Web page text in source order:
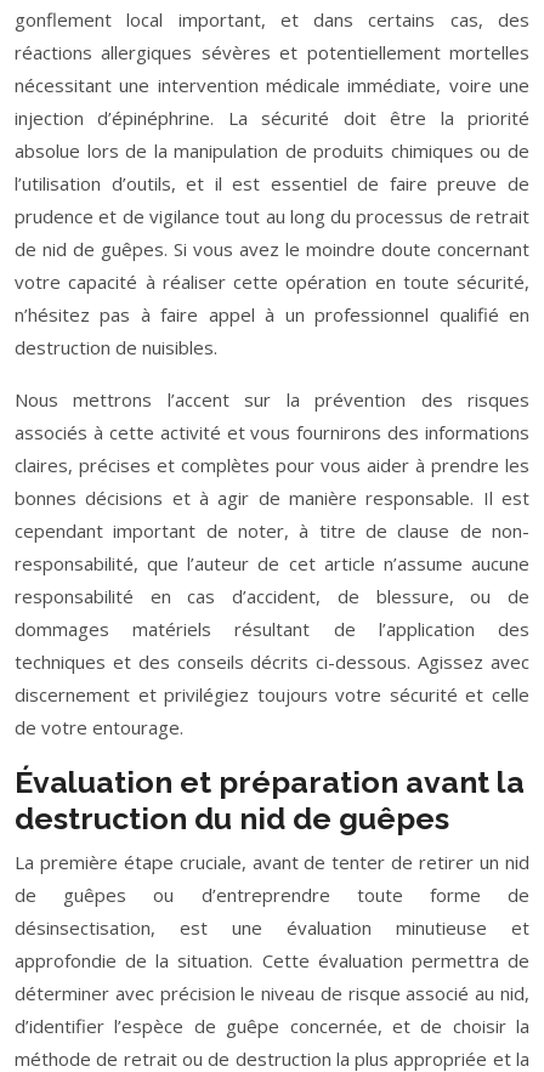
gonflement local important, et dans certains cas, des
réactions allergiques sévères et potentiellement mortelles
nécessitant une intervention médicale immédiate, voire une
injection d’épinéphrine. La sécurité doit être la priorité
absolue lors de la manipulation de produits chimiques ou de
l’utilisation d’outils, et il est essentiel de faire preuve de
prudence et de vigilance tout au long du processus de retrait
de nid de guêpes. Si vous avez le moindre doute concernant
votre capacité à réaliser cette opération en toute sécurité,
n’hésitez pas à faire appel à un professionnel qualifié en
destruction de nuisibles.
Nous mettrons l’accent sur la prévention des risques
associés à cette activité et vous fournirons des informations
claires, précises et complètes pour vous aider à prendre les
bonnes décisions et à agir de manière responsable. Il est
cependant important de noter, à titre de clause de non-
responsabilité, que l’auteur de cet article n’assume aucune
responsabilité en cas d’accident, de blessure, ou de
dommages matériels résultant de l’application des
techniques et des conseils décrits ci-dessous. Agissez avec
discernement et privilégiez toujours votre sécurité et celle
de votre entourage.
Évaluation et préparation avant la
destruction du nid de guêpes
La première étape cruciale, avant de tenter de retirer un nid
de guêpes ou d’entreprendre toute forme de
désinsectisation, est une évaluation minutieuse et
approfondie de la situation. Cette évaluation permettra de
déterminer avec précision le niveau de risque associé au nid,
d’identifier l’espèce de guêpe concernée, et de choisir la
méthode de retrait ou de destruction la plus appropriée et la